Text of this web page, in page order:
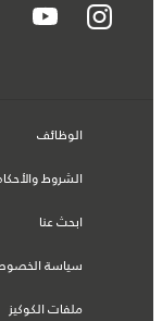
الوظائف
الشروط
ابحث عنا
سياسة
ملفات الكوكيز